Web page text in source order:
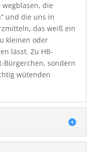
die
und die uns in
das weiß ein
kleinen oder
lässt. Zu HB-
Bürgerchen, sondern
wütenden